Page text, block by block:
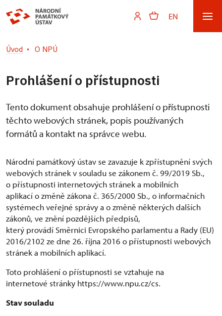
EN
Úvod O NPÚ
Prohlášení o přístupnosti
Tento dokument obsahuje prohlášení o přístupnosti
těchto webových stránek, popis používaných
formátů a kontakt na správce webu.
Národní památkový ústav se zavazuje k zpřístupnění svých
webových stránek v souladu se zákonem č. 99/2019 Sb.,
o přístupnosti internetových stránek a mobilních
aplikací o změně zákona č. 365/2000 Sb., o informačních
systémech veřejné správy a o změně některých dalších
zákonů, ve znění pozdějších předpisů,
který provádí Směrnici Evropského parlamentu a Rady (EU)
2016/2102 ze dne 26. října 2016 o přístupnosti webových
stránek a mobilních aplikací.
Toto prohlášení o přístupnosti se vztahuje na
internetové stránky https://www.npu.cz/cs.
Stav souladu